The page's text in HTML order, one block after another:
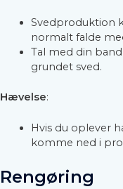
Svedproduktion
normalt falde
Tal med din
grundet sved.
Hævelse:
Hvis du oplever
komme ned i
Rengøring